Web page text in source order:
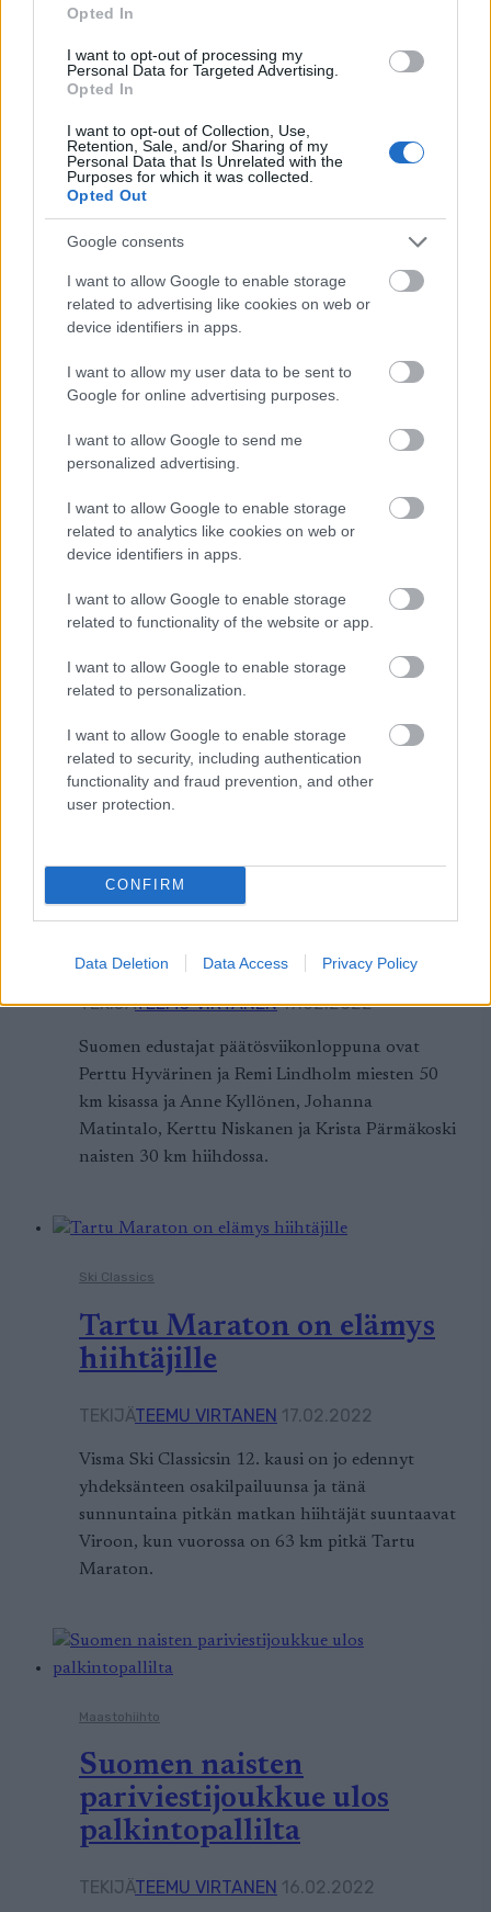
Opted In
I want to opt-out of processing my
Personal Data for Targeted Advertising.
Opted In
I want to opt-out of Collection, Use,
Retention, Sale, and/or Sharing of my
Personal Data that Is Unrelated with the
Purposes for which it was collected.
Opted Out
Google consents
I want to allow Google to enable storage
related to advertising like cookies on web or
device identifiers in apps.
I want to allow my user data to be sent to
Google for online advertising purposes.
I want to allow Google to send me
personalized advertising.
I want to allow Google to enable storage
related to analytics like cookies on web or
device identifiers in apps.
I want to allow Google to enable storage
related to functionality of the website or app.
I want to allow Google to enable storage
related to personalization.
I want to allow Google to enable storage
related to security, including authentication
functionality and fraud prevention, and other
user protection.
CONFIRM
Data Deletion Data Access Privacy Policy
Frida Karlsson jää pois
kolmeltakympiltä
TEKIJÄTEEMU VIRTANEN 18.02.2022
Olympiahiihdoissa pettymyksestä toiseen
ennen naisten sunnuntaina hiihdettävää
Pariviestin
palkintojenjako klo 13:53
– Niskanen pohtii 50 km
osallistumistaan
TEKIJÄ TEEMU VIRTANEN 17.02.2022
Eilen pariviestissä vakuuttavasti hiihtäneet Iivo
Niskanen ja Joni Mäki saavat kaulaansa
palkintoseremoniassa klo 13:53.
Maastohiihto
Niskanen jättää
kuninkuusmatkan väliin
TEKIJÄTEEMU VIRTANEN 17.02.2022
Suomen edustajat päätösviikonloppuna ovat
Perttu Hyvärinen ja Remi Lindholm miesten 50
km kisassa ja Anne Kyllönen, Johanna
Matintalo, Kerttu Niskanen ja Krista Pärmäkoski
naisten 30 km hiihdossa.
Ski Classics
Tartu Maraton on elämys
hiihtäjille
TEKIJÄTEEMU VIRTANEN 17.02.2022
Visma Ski Classicsin 12. kausi on jo edennyt
yhdeksänteen osakilpailuunsa ja tänä
sunnuntaina pitkän matkan hiihtäjät suuntaavat
Viroon, kun vuorossa on 63 km pitkä Tartu
Maraton.
Maastohiihto
Suomen naisten
pariviestijoukkue ulos
palkintopallilta
TEKIJÄTEEMU VIRTANEN 16.02.2022